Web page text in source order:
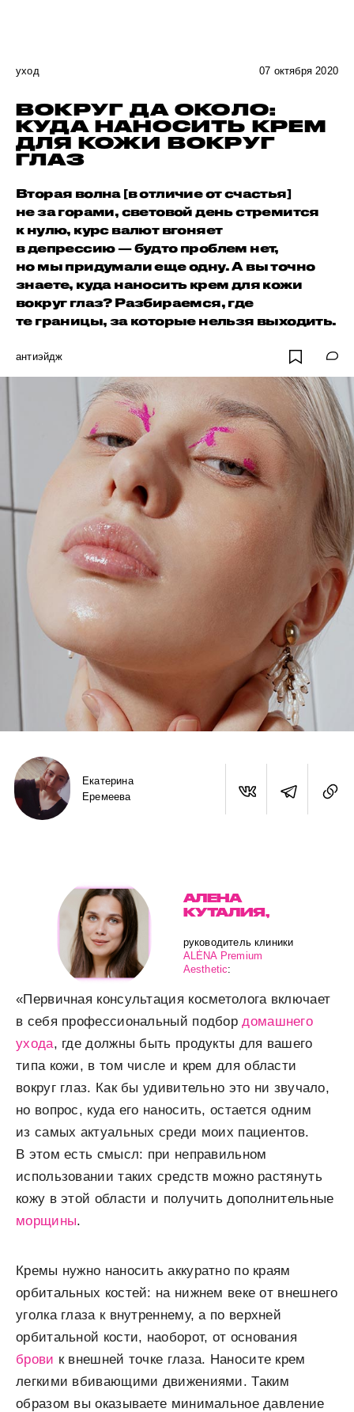
уход 07 октября 2020
ВОКРУГ ДА ОКОЛО:
КУДА НАНОСИТЬ КРЕМ
ДЛЯ КОЖИ ВОКРУГ
ГЛАЗ
Вторая волна [в отличие от счастья]
не за горами, световой день стремится
к нулю, курс валют вгоняет
в депрессию — будто проблем нет,
но мы придумали еще одну. А вы точно
знаете, куда наносить крем для кожи
вокруг глаз? Разбираемся, где
те границы, за которые нельзя выходить.
антиэйдж
Екатерина
Еремеева
АЛЕНА
КУТАЛИЯ,
руководитель клиники
ALĖNA Premium
Aesthetic:
«Первичная консультация косметолога включает
в себя профессиональный подбордомашнего
ухода, где должны быть продукты для вашего
типа кожи, в том числе и крем для области
вокруг глаз. Как бы удивительно это ни звучало,
но вопрос, куда его наносить, остается одним
из самых актуальных среди моих пациентов.
В этом есть смысл: при неправильном
использовании таких средств можно растянуть
кожу в этой области и получить дополнительные
морщины.
Кремы нужно наносить аккуратно по краям
орбитальных костей: на нижнем веке от внешнего
уголка глаза к внутреннему, а по верхней
орбитальной кости, наоборот, от основания
брови к внешней точке глаза. Наносите крем
легкими вбивающими движениями. Таким
образом вы оказываете минимальное давление